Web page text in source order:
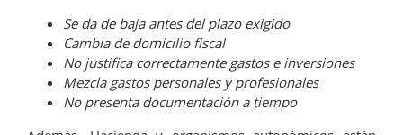
Se da de baja antes del plazo exigido
Cambia de domicilio fiscal
No justifica correctamente gastos e inversiones
Mezcla gastos personales y profesionales
No presenta documentación a tiempo